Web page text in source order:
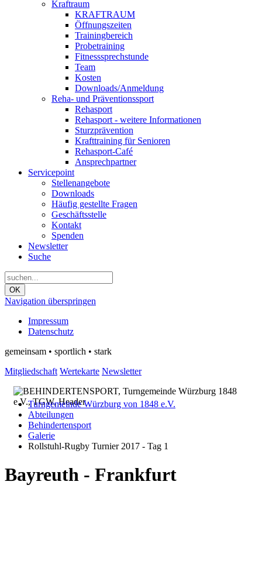
Kraftraum
KRAFTRAUM
Öffnungszeiten
Trainingbereich
Probetraining
Fitnesssprechstunde
Team
Kosten
Downloads/Anmeldung
Reha- und Präventionssport
Rehasport
Rehasport - weitere Informationen
Sturzprävention
Krafttraining für Senioren
Rehasport-Café
Ansprechpartner
Servicepoint
Stellenangebote
Downloads
Häufig gestellte Fragen
Geschäftsstelle
Kontakt
Spenden
Newsletter
Suche
OK
Navigation überspringen
Impressum
Datenschutz
gemeinsam • sportlich • stark
Mitgliedschaft Wertekarte Newsletter
Turngemeinde Würzburg von 1848 e.V.
Abteilungen
Behindertensport
Galerie
Rollstuhl-Rugby Turnier 2017 - Tag 1
Bayreuth - Frankfurt